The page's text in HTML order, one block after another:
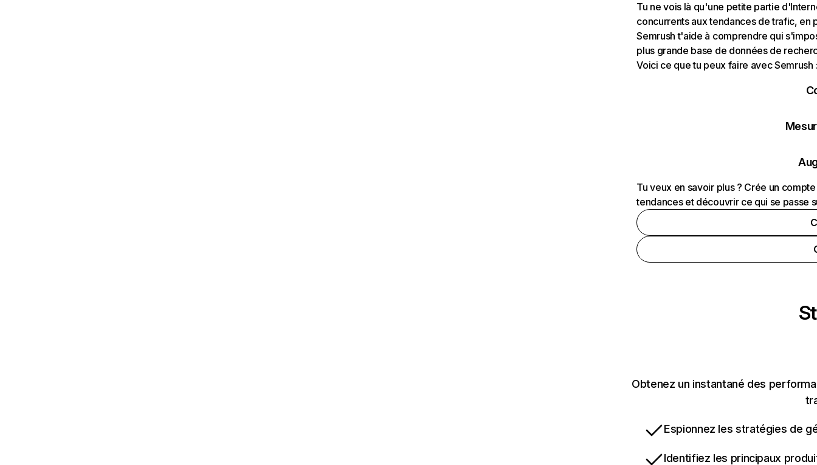
Tu ne vois là qu'une petite partie
concurrents aux tendances de trafic, en
Semrush t'aide à comprendre qui
plus grande base de données de
Voici ce que tu peux faire avec Semrush
Tu veux en savoir plus ? Crée un
tendances et découvrir ce qui se passe
Obtenez un instantané des
Espionnez les stratégies de
Identifiez les principaux